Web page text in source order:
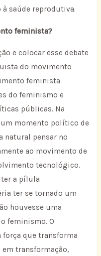
saúde reprodutiva.
feminista?
e colocar esse debate
do movimento
feminista
do feminismo e
públicas. Na
um momento político de
natural pensar no
ao movimento de
tecnológico.
ter a pílula
ter se tornado um
houvesse uma
feminismo. O
que transforma
transformação,